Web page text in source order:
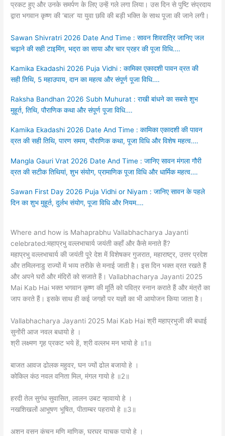
प्रकट हुए और उनके समर्पण के लिए उन्हें गले लगा लिया। उस दिन से पुष्टि संप्रदाय
द्वारा भगवान कृष्ण की ‘बाल’ या युवा छवि की बड़ी भक्ति के साथ पूजा की जाने लगी।
Sawan Shivratri 2026 Date And Time : सावन शिवरात्रि जानिए जल
चढ़ाने की सही टाइमिंग, भद्रा का साया और चार प्रहर की पूजा विधि….
Kamika Ekadashi 2026 Puja Vidhi : कामिका एकादशी पावन व्रत की
सही तिथि, 5 महाउपाय, दान का महत्व और संपूर्ण पूजा विधि….
Raksha Bandhan 2026 Subh Muhurat : राखी बांधने का सबसे शुभ
मुहूर्त, तिथि, पौराणिक कथा और संपूर्ण पूजा विधि….
Kamika Ekadashi 2026 Date And Time : कामिका एकादशी की पावन
व्रत की सही तिथि, पारण समय, पौराणिक कथा, पूजा विधि और विशेष महत्व….
Mangla Gauri Vrat 2026 Date And Time : जानिए सावन मंगला गौरी
व्रत की सटीक तिथियां, शुभ संयोग, प्रामाणिक पूजा विधि और धार्मिक महत्व….
Sawan First Day 2026 Puja Vidhi or Niyam : जानिए सावन के पहले
दिन का शुभ मुहूर्त, दुर्लभ संयोग, पूजा विधि और नियम….
Where and how is Mahaprabhu Vallabhacharya Jayanti
celebrated:महाप्रभु वल्लभाचार्य जयंती कहाँ और कैसे मनाते हैं?
महाप्रभु वल्लभाचार्य की जयंती पूरे देश में विशेषकर गुजरात, महाराष्ट्र, उत्तर प्रदेश
और तमिलनाडु राज्यों में भव्य तरीके से मनाई जाती है। इस दिन भक्त व्रत रखते हैं
और अपने घरों और मंदिरों को सजाते हैं। Vallabhacharya Jayanti 2025
Mai Kab Hai भक्त भगवान कृष्ण की मूर्ति को पवित्र स्नान कराते हैं और मंत्रों का
जाप करते हैं। इसके साथ ही कई जगहों पर यज्ञों का भी आयोजन किया जाता है।
Vallabhacharya Jayanti 2025 Mai Kab Hai श्री महाप्रभुजी की बधाई
सुनोंरी आज नवल बधायो हे ।
श्री लक्ष्मण गृह प्रकट भये हें, श्री वल्लभ मन भायो हे ॥1॥
बाजत आवज ढोलक महुवर, घन ज्यों ढोल बजायो हे ।
कोकिल कंठ नवल वनिता मिल, मंगल गायो हे ॥2॥
हरदी तेल सुगंध सुवासित, लालन उबट न्हावायो हे ।
नखशिखलों आभूषण भूषित, पीताम्बर पहरायो हे ॥3॥
अशन वसन कंचन मणि माणिक, घरघर याचक पायो हे ।